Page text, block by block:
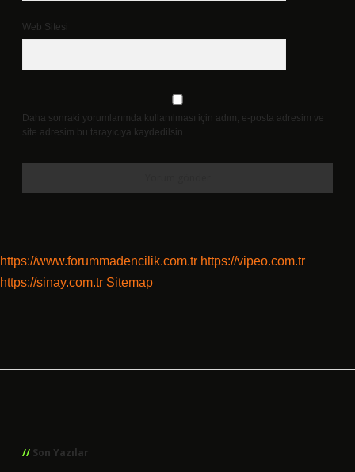
Web Sitesi
Daha sonraki yorumlarımda kullanılması için adım, e-posta adresim ve
site adresim bu tarayıcıya kaydedilsin.
https://www.forummadencilik.com.tr https://vipeo.com.tr
https://sinay.com.tr Sitemap
Son Yazılar